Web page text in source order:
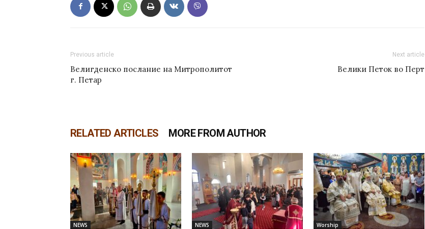
Previous article
Велигденско послание на Митрополитот
г. Петар
Next article
Велики Петок во Перт
RELATED ARTICLES MORE FROM AUTHOR
NEWS NEWS Worship